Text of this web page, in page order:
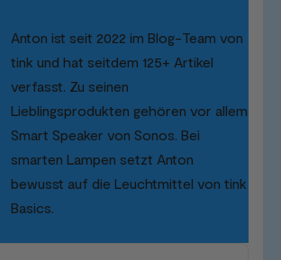
Anton ist seit 2022 im Blog-Team von
tink und hat seitdem 125+ Artikel
verfasst. Zu seinen
Lieblingsprodukten gehören vor allem
Smart Speaker von Sonos. Bei
smarten Lampen setzt Anton
bewusst auf die Leuchtmittel von tink
Basics.